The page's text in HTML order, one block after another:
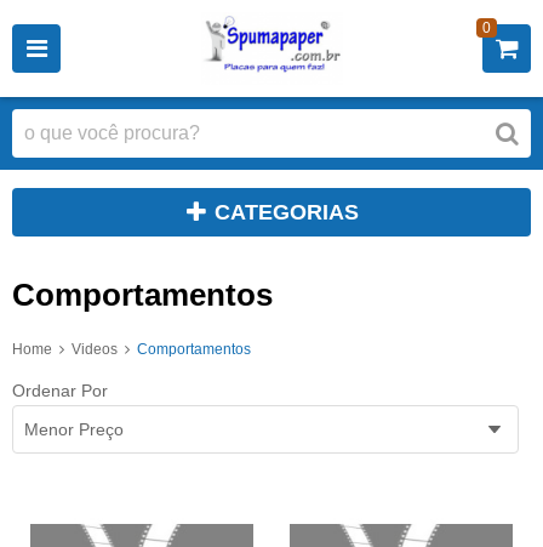
0
CATEGORIAS
Comportamentos
Home Videos Comportamentos
Ordenar Por
Menor Preço